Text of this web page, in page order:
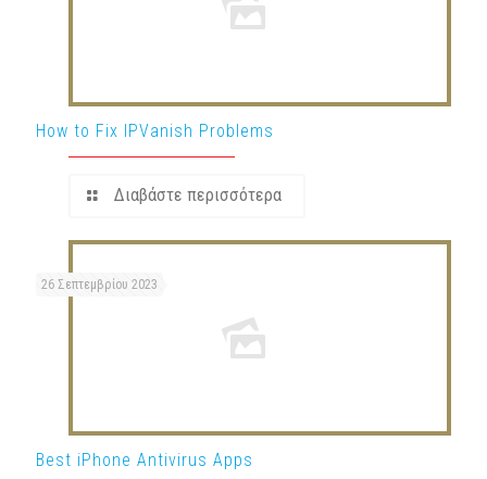
How to Fix IPVanish Problems
Διαβάστε περισσότερα
26 Σεπτεμβρίου 2023
Best iPhone Antivirus Apps